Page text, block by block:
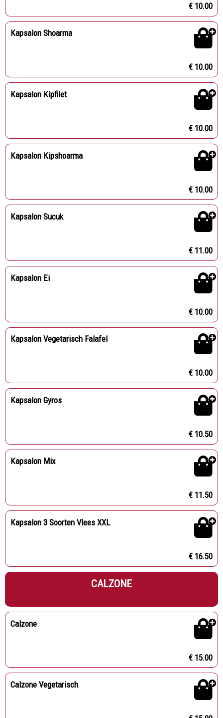
€ 10.00
Kapsalon Shoarma
€ 10.00
Kapsalon Kipfilet
€ 10.00
Kapsalon Kipshoarma
€ 10.00
Kapsalon Sucuk
€ 11.00
Kapsalon Ei
€ 10.00
Kapsalon Vegetarisch Falafel
€ 10.00
Kapsalon Gyros
€ 10.50
Kapsalon Mix
€ 11.50
Kapsalon 3 Soorten Vlees XXL
€ 16.50
CALZONE
Calzone
€ 15.00
Calzone Vegetarisch